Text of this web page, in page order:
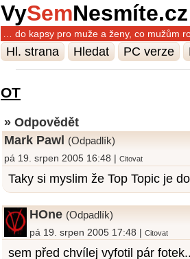
VySemNesmíte.cz
… do kapsy pro muže a ženy, co mužům
Hl. strana Hledat PC verze
OT
» Odpovědět
Mark Pawl
(Odpadlík)
pá 19. srpen 2005 16:48 | Citovat
Taky si myslim že Top Topic je
HOne (Odpadlík)
pá 19. srpen 2005 17:48 | Citovat
sem před chvílej vyfotil pár